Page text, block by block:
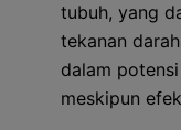
tubuh, yang
tekanan
dalam
meskipun